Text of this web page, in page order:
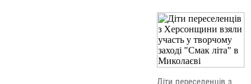
Діти переселенців з